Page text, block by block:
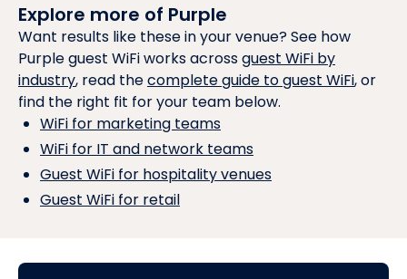
Explore more of Purple
Want results like these in your venue? See how
Purple guest WiFi works acrossguest WiFi by
industry, read thecomplete guide to guest WiFi, or
find the right fit for your team below.
WiFi for marketing teams
WiFi for IT and network teams
Guest WiFi for hospitality venues
Guest WiFi for retail